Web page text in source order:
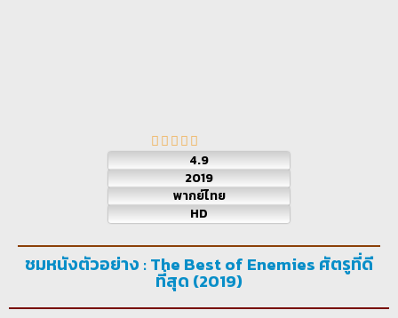
4.9
2019
พากย์ไทย
HD
ชมหนังตัวอย่าง : The Best of Enemies ศัตรูที่ดี
ที่สุด (2019)